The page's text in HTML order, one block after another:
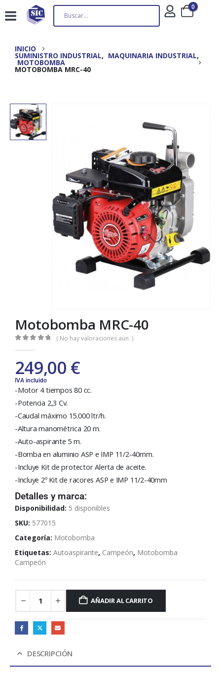
0
INICIO
SUMINISTRO INDUSTRIAL, MAQUINARIA INDUSTRIAL,
MOTOBOMBA
MOTOBOMBA MRC-40
Motobomba MRC-40
( No hay valoraciones aún. )
249,00 €
IVA incluido
-Motor 4 tiempos 80 cc.
-Potencia 2,3 Cv.
-Caudal máximo 15.000 ltr/h.
-Altura manométrica 20 m.
-Auto-aspirante 5 m.
-Bomba en aluminio ASP e IMP 11/2-40mm.
-Incluye Kit de protector Alerta de aceite.
-Incluye 2º Kit de racores ASP e IMP 11/2-40mm
Detalles y marca:
Disponibilidad: 5 disponibles
SKU: 577015
Categoría: Motobomba
Etiquetas: Autoaspirante, Campeón, Motobomba
Campeón
AÑADIR AL CARRITO
DESCRIPCIÓN